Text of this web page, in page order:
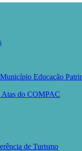
Educação
Atas do COMPAC
de Turismo